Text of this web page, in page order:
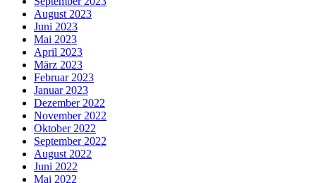
August 2023
Juni 2023
Mai 2023
April 2023
März 2023
Februar 2023
Januar 2023
Dezember 2022
November 2022
Oktober 2022
September 2022
August 2022
Juni 2022
Mai 2022